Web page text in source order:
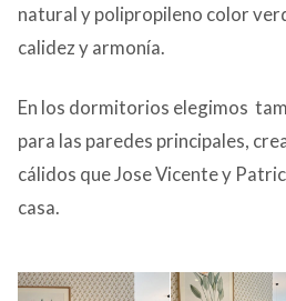
natural y polipropileno color
calidez y armonía.
En los dormitorios elegimos
para las paredes principales,
cálidos que Jose Vicente y
casa.